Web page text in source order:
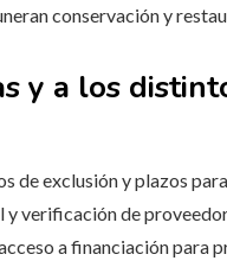
conservación y
y a los
de exclusión y plazos
verificación de
a financiación para